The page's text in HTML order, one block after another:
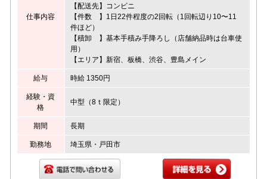
仕事内容
【配送先】コンビニ
【件数 】1日22件程度の2回転（1回転辺り10〜11
件ほど）
【積卸 】基本手積み手降ろし（店舗納品時は台車使
用）
【エリア】新宿、板橋、渋谷、豊島メイン
給与 時給 1350円
経験・資
格
中型（8ｔ限定）
期間 長期
勤務地 埼玉県・戸田市